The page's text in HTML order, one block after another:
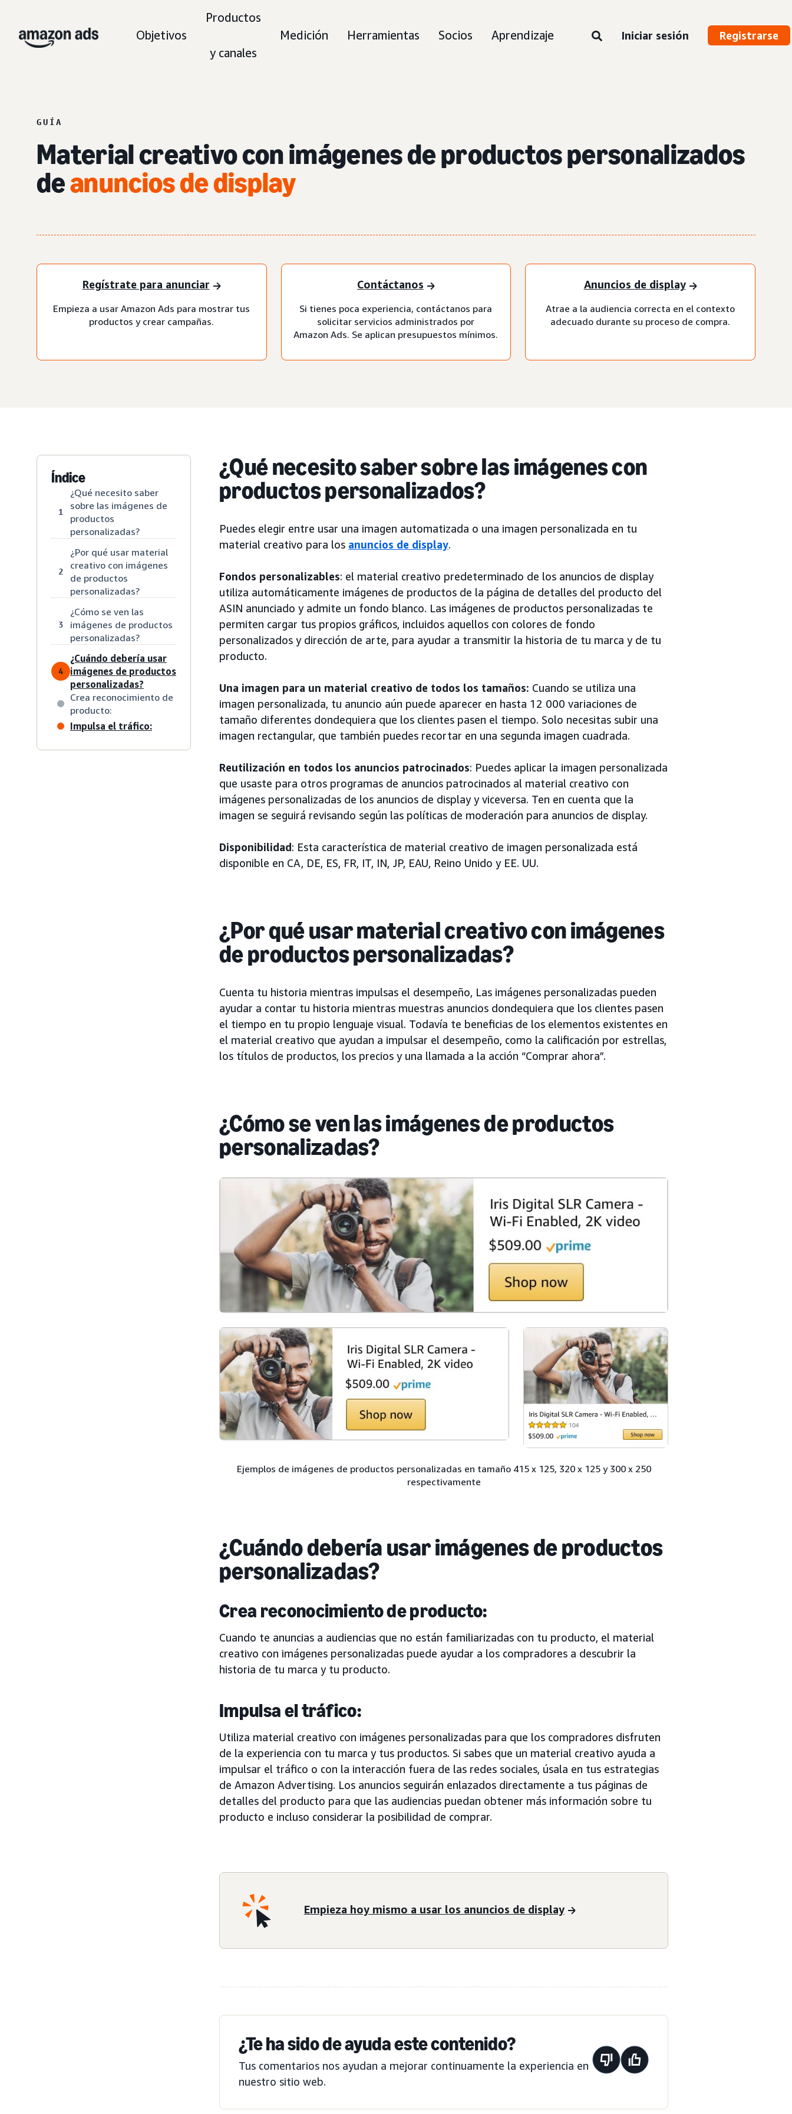
Objetivos
Productos
y canales
Medición Herramientas Socios Aprendizaje Iniciar sesión Registrarse
GUÍA
Material creativo con imágenes de productos personalizados
deanuncios de display
Regístrate para anunciar
Empieza a usar Amazon Ads para mostrar tus
productos y crear campañas.
Contáctanos
Si tienes poca experiencia, contáctanos para
solicitar servicios administrados por
Amazon Ads. Se aplican presupuestos mínimos.
Anuncios de display
Atrae a la audiencia correcta en el contexto
adecuado durante su proceso de compra.
Índice
1
¿Qué necesito saber
sobre las imágenes de
productos
personalizadas?
2
¿Por qué usar material
creativo con imágenes
de productos
personalizadas?
3
¿Cómo se ven las
imágenes de productos
personalizadas?
4
¿Cuándo debería usar
imágenes de productos
personalizadas?
Crea reconocimiento de
producto:
Impulsa el tráfico:
¿Qué necesito saber sobre las imágenes con
productos personalizados?
Puedes elegir entre usar una imagen automatizada o una imagen personalizada en tu
material creativo para los anuncios de display.
Fondos personalizables: el material creativo predeterminado de los anuncios de display
utiliza automáticamente imágenes de productos de la página de detalles del producto del
ASIN anunciado y admite un fondo blanco. Las imágenes de productos personalizadas te
permiten cargar tus propios gráficos, incluidos aquellos con colores de fondo
personalizados y dirección de arte, para ayudar a transmitir la historia de tu marca y de tu
producto.
Una imagen para un material creativo de todos los tamaños: Cuando se utiliza una
imagen personalizada, tu anuncio aún puede aparecer en hasta 12 000 variaciones de
tamaño diferentes dondequiera que los clientes pasen el tiempo. Solo necesitas subir una
imagen rectangular, que también puedes recortar en una segunda imagen cuadrada.
Reutilización en todos los anuncios patrocinados: Puedes aplicar la imagen personalizada
que usaste para otros programas de anuncios patrocinados al material creativo con
imágenes personalizadas de los anuncios de display y viceversa. Ten en cuenta que la
imagen se seguirá revisando según las políticas de moderación para anuncios de display.
Disponibilidad: Esta característica de material creativo de imagen personalizada está
disponible en CA, DE, ES, FR, IT, IN, JP, EAU, Reino Unido y EE. UU.
¿Por qué usar material creativo con imágenes
de productos personalizadas?
Cuenta tu historia mientras impulsas el desempeño, Las imágenes personalizadas pueden
ayudar a contar tu historia mientras muestras anuncios dondequiera que los clientes pasen
el tiempo en tu propio lenguaje visual. Todavía te beneficias de los elementos existentes en
el material creativo que ayudan a impulsar el desempeño, como la calificación por estrellas,
los títulos de productos, los precios y una llamada a la acción “Comprar ahora”.
¿Cómo se ven las imágenes de productos
personalizadas?
Ejemplos de imágenes de productos personalizadas en tamaño 415 x 125, 320 x 125 y 300 x 250
respectivamente
¿Cuándo debería usar imágenes de productos
personalizadas?
Crea reconocimiento de producto:
Cuando te anuncias a audiencias que no están familiarizadas con tu producto, el material
creativo con imágenes personalizadas puede ayudar a los compradores a descubrir la
historia de tu marca y tu producto.
Impulsa el tráfico:
Utiliza material creativo con imágenes personalizadas para que los compradores disfruten
de la experiencia con tu marca y tus productos. Si sabes que un material creativo ayuda a
impulsar el tráfico o con la interacción fuera de las redes sociales, úsala en tus estrategias
de Amazon Advertising. Los anuncios seguirán enlazados directamente a tus páginas de
detalles del producto para que las audiencias puedan obtener más información sobre tu
producto e incluso considerar la posibilidad de comprar.
Empieza hoy mismo a usar los anuncios de display
¿Te ha sido de ayuda este contenido?
Tus comentarios nos ayudan a mejorar continuamente la experiencia en
nuestro sitio web.